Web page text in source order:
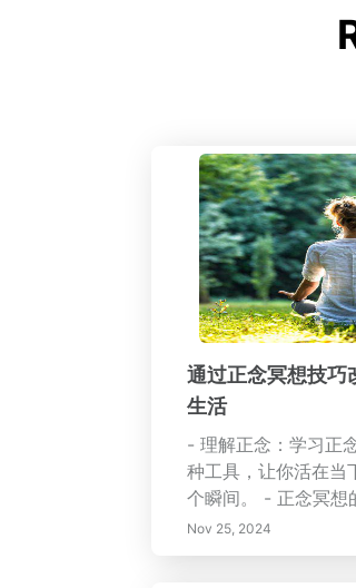
通过正念冥想技巧
生活
- 理解正念：学习正
种工具，让你活在当
个瞬间。 - 正念冥想
如何减轻压力和焦虑
促进更健康的人际关
Nov 25, 2024